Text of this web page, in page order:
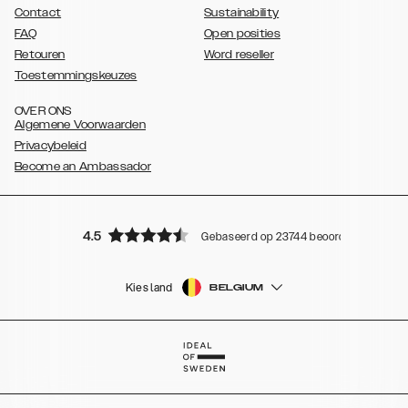
Contact
FAQ
Retouren
Toestemmingskeuzes
Sustainability
Open posities
Word reseller
OVER ONS
Algemene Voorwaarden
Privacybeleid
Become an Ambassador
4.5 Gebaseerd op 23744 beoordelingen
Kies land BELGIUM